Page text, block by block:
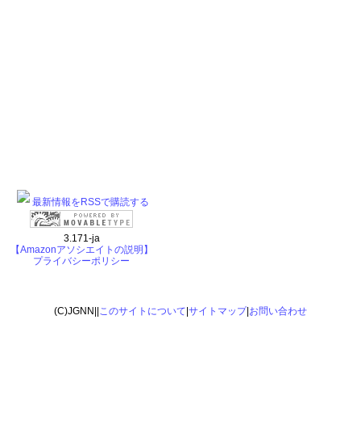
最新情報をRSSで購読する
3.171-ja
【Amazonアソシエイトの説明】
プライバシーポリシー
(C)JGNN|| このサイトについて サイトマップ| お問い合わせ